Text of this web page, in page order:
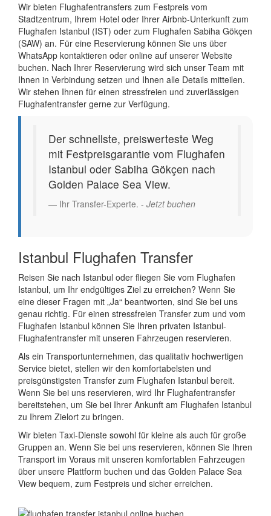
Wir bieten Flughafentransfers zum Festpreis vom
Stadtzentrum, Ihrem Hotel oder Ihrer Airbnb-Unterkunft zum
Flughafen Istanbul (IST) oder zum Flughafen Sabiha Gökçen
(SAW) an. Für eine Reservierung können Sie uns über
WhatsApp kontaktieren oder online auf unserer Website
buchen. Nach Ihrer Reservierung wird sich unser Team mit
Ihnen in Verbindung setzen und Ihnen alle Details mitteilen.
Wir stehen Ihnen für einen stressfreien und zuverlässigen
Flughafentransfer gerne zur Verfügung.
Der schnellste, preiswerteste Weg
mit Festpreisgarantie vom Flughafen
Istanbul oder Sabiha Gökçen nach
Golden Palace Sea View.
Ihr Transfer-Experte. - Jetzt buchen
Istanbul Flughafen Transfer
Reisen Sie nach Istanbul oder fliegen Sie vom Flughafen
Istanbul, um Ihr endgültiges Ziel zu erreichen? Wenn Sie
eine dieser Fragen mit „Ja“ beantworten, sind Sie bei uns
genau richtig. Für einen stressfreien Transfer zum und vom
Flughafen Istanbul können Sie Ihren privaten Istanbul-
Flughafentransfer mit unseren Fahrzeugen reservieren.
Als ein Transportunternehmen, das qualitativ hochwertigen
Service bietet, stellen wir den komfortabelsten und
preisgünstigsten Transfer zum Flughafen Istanbul bereit.
Wenn Sie bei uns reservieren, wird Ihr Flughafentransfer
bereitstehen, um Sie bei Ihrer Ankunft am Flughafen Istanbul
zu Ihrem Zielort zu bringen.
Wir bieten Taxi-Dienste sowohl für kleine als auch für große
Gruppen an. Wenn Sie bei uns reservieren, können Sie Ihren
Transport im Voraus mit unseren komfortablen Fahrzeugen
über unsere Plattform buchen und das Golden Palace Sea
View bequem, zum Festpreis und sicher erreichen.